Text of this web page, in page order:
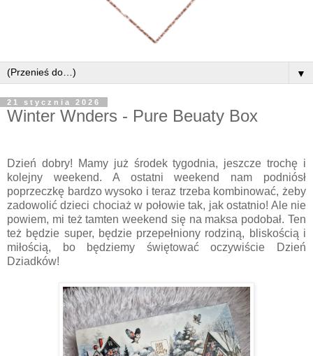
▼
21 stycznia 2026
Winter Wnders - Pure Beuaty Box
Dzień dobry! Mamy już środek tygodnia, jeszcze trochę i
kolejny weekend. A ostatni weekend nam podniósł
poprzeczkę bardzo wysoko i teraz trzeba kombinować, żeby
zadowolić dzieci chociaż w połowie tak, jak ostatnio! Ale nie
powiem, mi też tamten weekend się na maksa podobał. Ten
też będzie super, będzie przepełniony rodziną, bliskością i
miłością, bo będziemy świętować oczywiście Dzień
Dziadków!